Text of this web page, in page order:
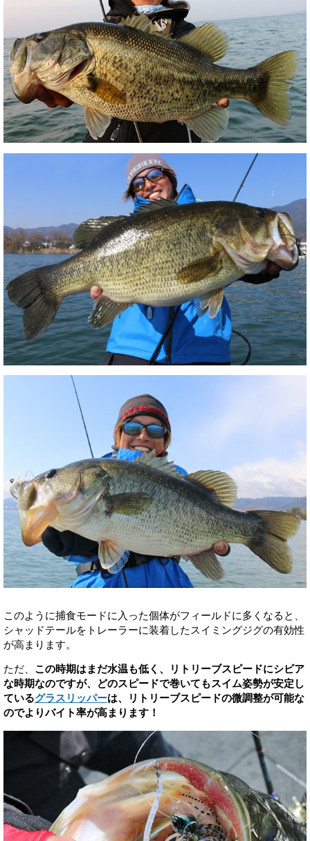
このように捕食モードに入った個体がフィールドに多くなると、
シャッドテールをトレーラーに装着したスイミングジグの有効性
が高まります。
ただ、 この時期はまだ水温も低く、リトリーブスピードにシビア
な時期なのですが、どのスピードで巻いてもスイム姿勢が安定し
ているグラスリッパーは、リトリーブスピードの微調整が可能な
のでよりバイト率が高まります！